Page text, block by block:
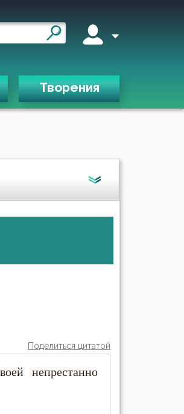
Творения
Поделиться цитатой
непрестанно